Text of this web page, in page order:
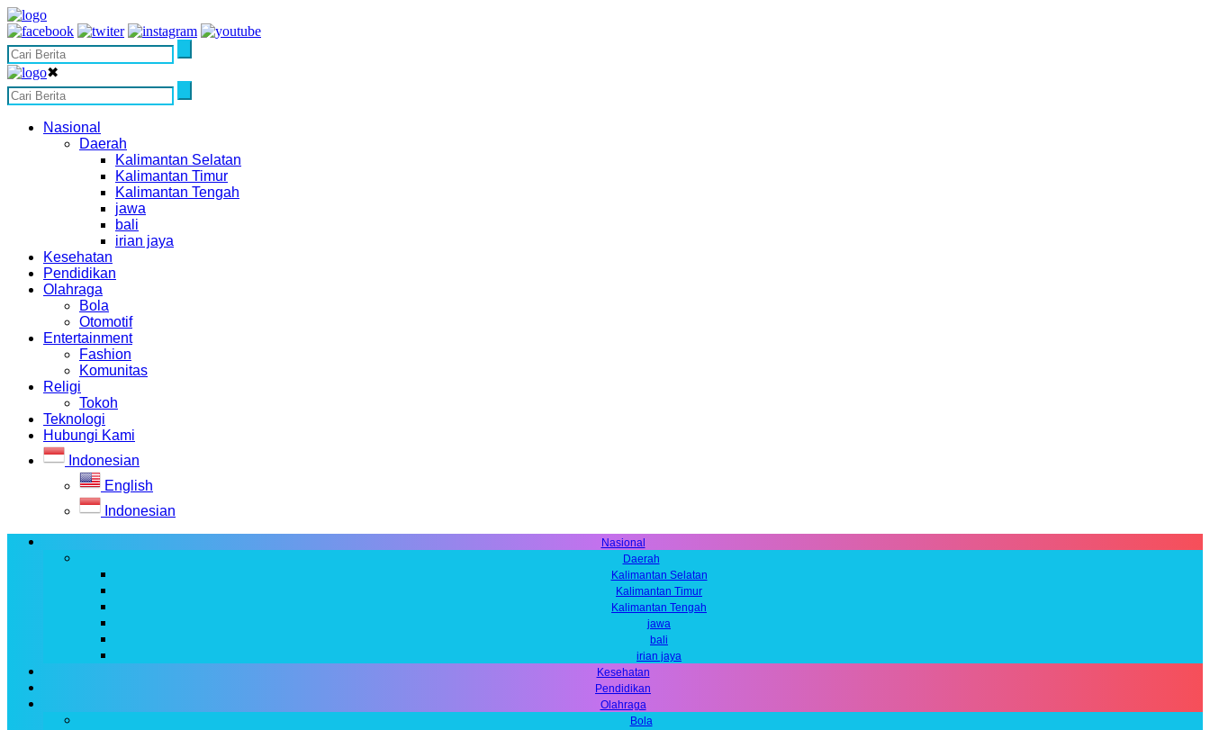
✖
Nasional
Daerah
Kalimantan Selatan
Kalimantan Timur
Kalimantan Tengah
jawa
bali
irian jaya
Kesehatan
Pendidikan
Olahraga
Bola
Otomotif
Entertainment
Fashion
Komunitas
Religi
Tokoh
Teknologi
Hubungi Kami
Indonesian
English
Indonesian
Nasional
Daerah
Kalimantan Selatan
Kalimantan Timur
Kalimantan Tengah
jawa
bali
irian jaya
Kesehatan
Pendidikan
Olahraga
Bola